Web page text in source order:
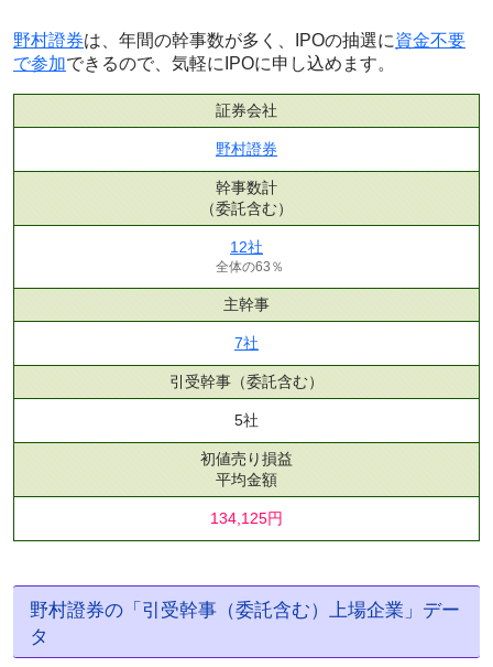
野村證券は、年間の幹事数が多く、IPOの抽選に資金不要
で参加できるので、気軽にIPOに申し込めます。
証券会社
野村證券
幹事数計
（委託含む）
12社
全体の63％
主幹事
7社
引受幹事 （委託含む）
5社
初値売り損益
平均金額
134,125円
野村證券の「引受幹事（委託含む）上場企業」デー
タ